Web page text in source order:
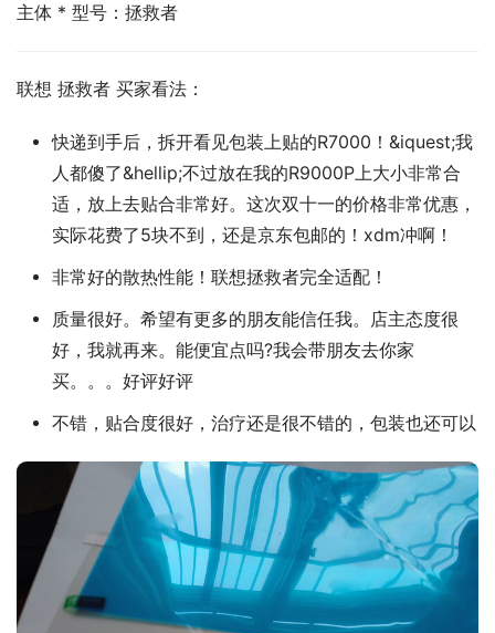
主体 * 型号：拯救者
联想 拯救者 买家看法：
快递到手后，拆开看见包装上贴的R7000！&iquest;我
人都傻了&hellip;不过放在我的R9000P上大小非常合
适，放上去贴合非常好。这次双十一的价格非常优惠，
实际花费了5块不到，还是京东包邮的！xdm冲啊！
非常好的散热性能！联想拯救者完全适配！
质量很好。希望有更多的朋友能信任我。店主态度很
好，我就再来。能便宜点吗?我会带朋友去你家
买。。。好评好评
不错，贴合度很好，治疗还是很不错的，包装也还可以